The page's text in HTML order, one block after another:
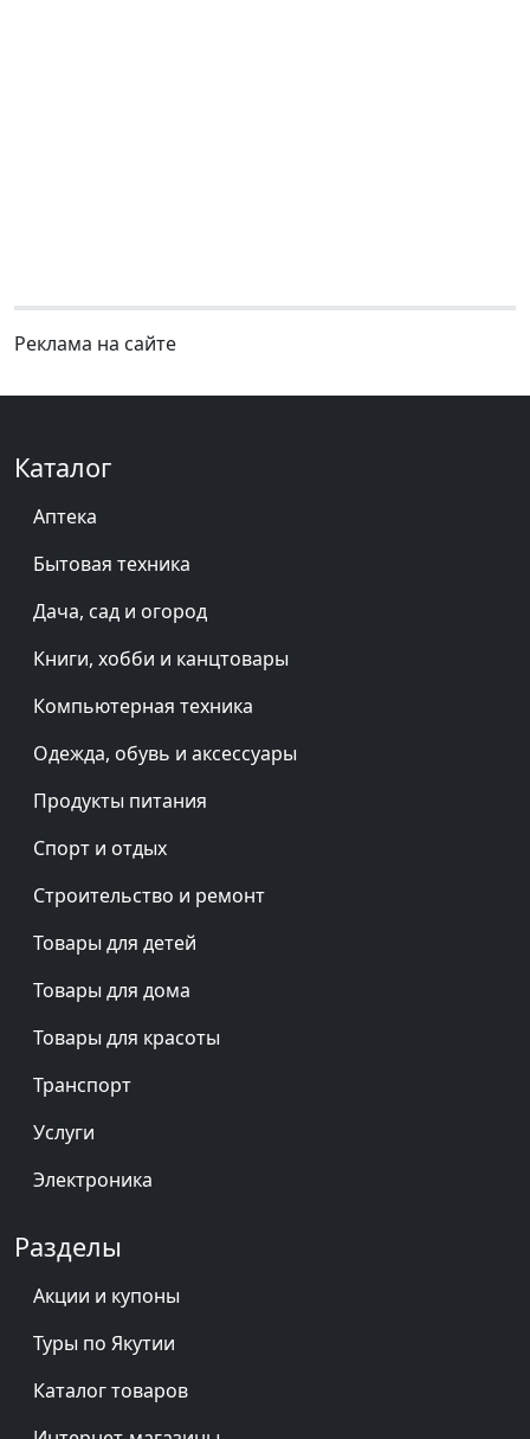
Реклама на сайте
Каталог
Аптека
Бытовая техника
Дача, сад и огород
Книги, хобби и канцтовары
Компьютерная техника
Одежда, обувь и аксессуары
Продукты питания
Спорт и отдых
Строительство и ремонт
Товары для детей
Товары для дома
Товары для красоты
Транспорт
Услуги
Электроника
Разделы
Акции и купоны
Туры по Якутии
Каталог товаров